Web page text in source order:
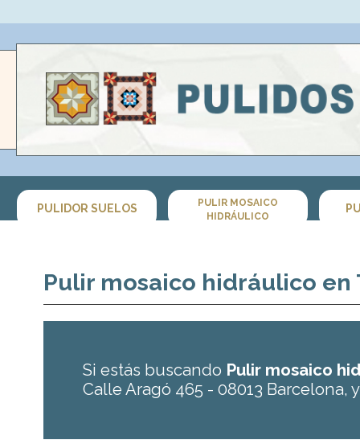
PULIDOR SUELOS
PULIR MOSAICO
HIDRÁULICO
Pulir mosaico hidráulico en
Si estás buscando Pulir mosaico
Calle Aragó 465 - 08013 Barcelona, y